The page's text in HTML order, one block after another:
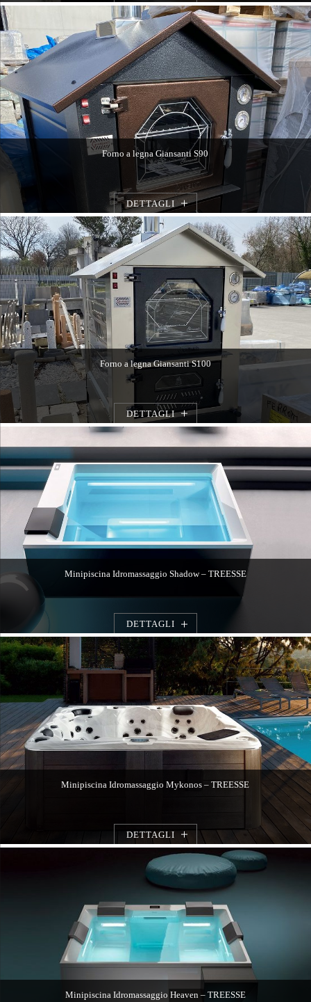
Forno a legna Giansanti S90
DETTAGLI
Forno a legna Giansanti S100
DETTAGLI
Minipiscina Idromassaggio Shadow – TREESSE
DETTAGLI
Minipiscina Idromassaggio Mykonos – TREESSE
DETTAGLI
Minipiscina Idromassaggio Heaven – TREESSE